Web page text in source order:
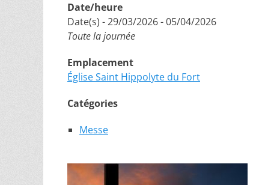
Date/heure
Date(s) - 29/03/2026 - 05/04/2026
Toute la journée
Emplacement
Église Saint Hippolyte du Fort
Catégories
Messe